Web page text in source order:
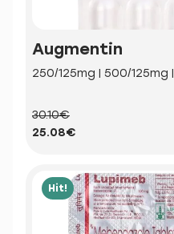
Augmentin
250/125mg | 500/
30.10€
25.08€
Hit!